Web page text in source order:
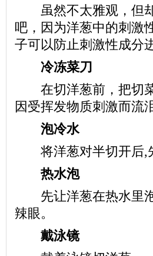
虽然不太雅观，但却
吧，因为洋葱中的刺激
子可以防止刺激性成分
冷冻菜刀
在切洋葱前，把切菜
因受挥发物质刺激而流
泡冷水
将洋葱对半切开后,
热水泡
先让洋葱在热水里泡
辣眼。
戴泳镜